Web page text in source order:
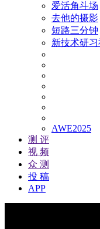
爱活角斗场
去他的摄影
短路三分钟
新技术研习
AWE2025
测 评
视 频
众 测
投 稿
APP